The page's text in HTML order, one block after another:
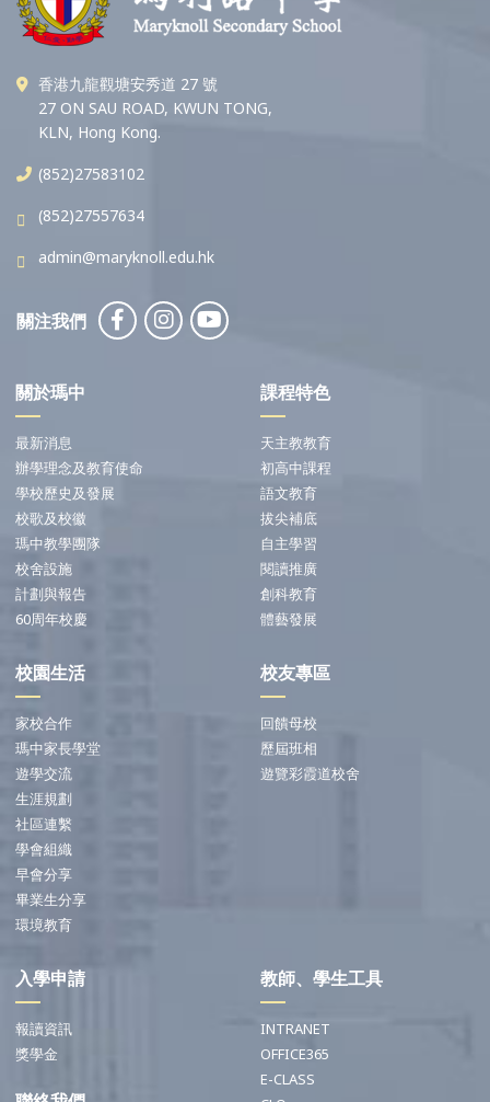
香港九龍觀塘安秀道 27 號
27 ON SAU ROAD, KWUN TONG,
KLN, Hong Kong.
(852)27583102
(852)27557634
admin@maryknoll.edu.hk
關注我們
關於瑪中
最新消息
辦學理念及教育使命
學校歷史及發展
校歌及校徽
瑪中教學團隊
校舍設施
計劃與報告
60周年校慶
課程特色
天主教教育
初高中課程
語文教育
拔尖補底
自主學習
閱讀推廣
創科教育
體藝發展
校園生活
家校合作
瑪中家長學堂
遊學交流
生涯規劃
社區連繫
學會組織
早會分享
畢業生分享
環境教育
校友專區
回饋母校
歷屆班相
遊覽彩霞道校舍
入學申請
報讀資訊
獎學金
教師、學生工具
INTRANET
OFFICE365
E-CLASS